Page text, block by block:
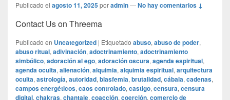
Publicado el agosto 11, 2025poradmin—No hay comentarios ↓
Contact Us on Threema
Publicado en Uncategorized | Etiquetado abuso, abuso de poder,
abuso ritual, adivinación, adoctrinamiento, adoctrinamiento
simbólico, adoración al ego, adoración oscura, agenda espiritual,
agenda oculta, alienación, alquimia, alquimia espiritual, arquitectura
oculta, astrología, autoridad, blasfemia, brutalidad, cábala, cadenas,
campos energéticos, caos controlado, castigo, censura, censura
digital, chakras, chantaje, coacción, coerción, comercio de